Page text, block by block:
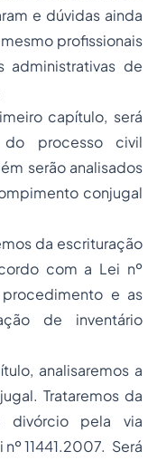
e dúvidas ainda
profissionais
administrativas de
capítulo, será
processo civil
serão analisados
conjugal
da escrituração
com a Lei nº
procedimento e as
de inventário
analisaremos a
Trataremos da
divórcio pela via
11441.2007. Será